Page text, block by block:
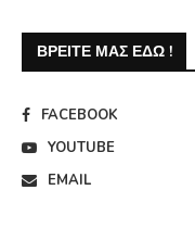
ΒΡΕΊΤΕ ΜΑΣ ΕΔΏ !
FACEBOOK
YOUTUBE
EMAIL